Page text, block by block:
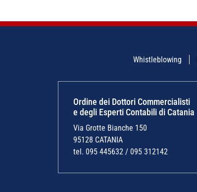
Whistleblowing
Ordine dei Dottori Commercialisti
e degli Esperti Contabili di Catania
Via Grotte Bianche 150
95128 CATANIA
tel. 095 445632 / 095 312142